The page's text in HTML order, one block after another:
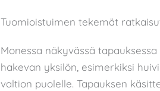
Tuomioistuimen tekemät
Monessa näkyvässä
hakevan yksilön, esimerkiksi
valtion puolelle. Tapauksen